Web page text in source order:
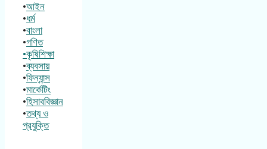
•আইন
•ধর্ম
•বাংলা
•গণিত
•কৃষিশিক্ষা
•ব্যবসায়
•ফিন্যান্স
•মার্কেটিং
•হিসাববিজ্ঞান
•তথ্য ও
প্রযুক্তি